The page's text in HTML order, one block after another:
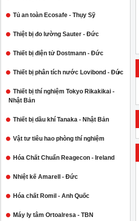
Tủ an toàn Ecosafe - Thụy Sỹ
Thiệt bị đo lường Sauter - Đức
Thiết bị điện tử Dostmann - Đức
Thiết bị phân tích nước Lovibond - Đức
Thiết bị thí nghiệm Tokyo Rikakikai -
Nhật Bản
Thiết bị dầu khí Tanaka - Nhật Bản
Vật tư tiêu hao phòng thí nghiệm
Hóa Chất Chuẩn Reagecon - Ireland
Nhiệt kế Amarell - Đức
Hóa chất Romil - Anh Quốc
Máy ly tâm Ortoalresa - TBN